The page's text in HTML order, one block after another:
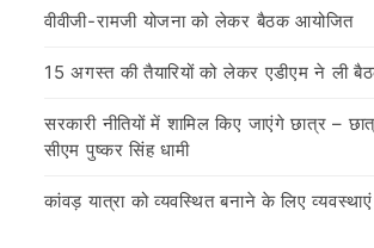
वीवीजी-रामजी योजना को लेकर बैठक आयोजित
15 अगस्त की तैयारियों को लेकर एडीएम ने ली
सरकारी नीतियों में शामिल किए जाएंगे छात्र –
सीएम पुष्कर सिंह धामी
कांवड़ यात्रा को व्यवस्थित बनाने के लिए